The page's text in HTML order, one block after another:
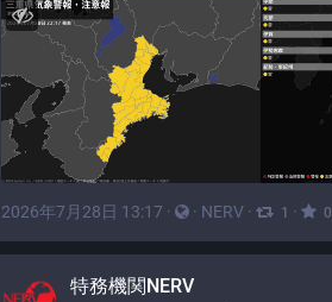
2026年7月28日 13:17 · · NERV · 1 · 0
特務機関NERV